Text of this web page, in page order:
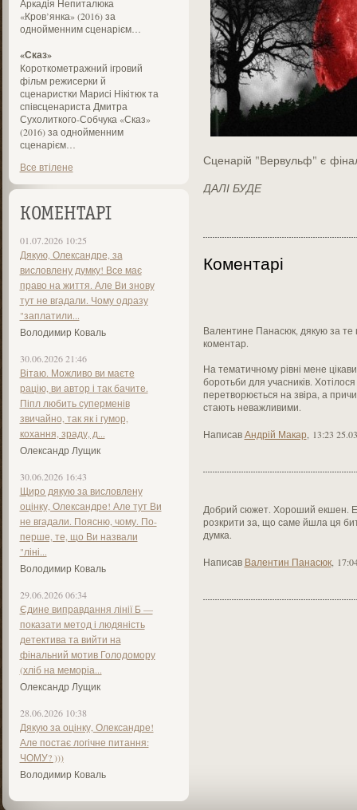
Аркадія Непиталюка
«Кров’янка» (2016) за
однойменним сценарієм…
«Сказ»
Короткометражний ігровий
фільм режисерки й
сценаристки Марисі Нікітюк та
співсценариста Дмитра
Сухолиткого-Собчука «Сказ»
(2016) за однойменним
сценарієм…
Все втілене
КОМЕНТАРІ
01.07.2026 10:25
Дякую, Олександре, за
висловлену думку! Все має
право на життя. Але Ви знову
тут не вгадали. Чому одразу
"заплатили...
Володимир Коваль
30.06.2026 21:46
Вітаю. Можливо ви маєте
рацію, ви автор і так бачите.
Піпл любить суперменів
звичайно, так як і гумор,
кохання, зраду, д...
Олександр Лущик
30.06.2026 16:43
Щиро дякую за висловлену
оцінку, Олександре! Але тут Ви
не вгадали. Поясню, чому. По-
перше, те, що Ви назвали
"ліні...
Володимир Коваль
29.06.2026 06:34
Єдине виправдання лінії Б —
показати метод і людяність
детектива та вийти на
фінальний мотив Голодомору
(хліб на меморіа...
Олександр Лущик
28.06.2026 10:38
Дякую за оцінку, Олександре!
Але постає логічне питання:
ЧОМУ? )))
Володимир Коваль
Сценарій "Вервульф" є
ДАЛІ БУДЕ
Коментарі
Валентине Панасюк, дякую за
коментар.
На тематичному рівні мене
боротьби для учасників.
перетворюється на звіра, а
стають неважливими.
НаписавАндрій Макар 13:23
Добрий сюжет. Хороший екшен.
розкрити за, що саме йшла ця
думка.
Написав Валентин Панасюк,